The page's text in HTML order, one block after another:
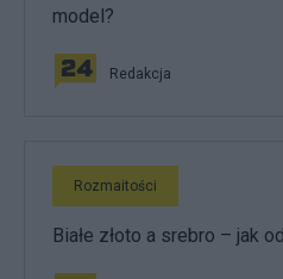
model?
Redakcja
Rozmaitości
Białe złoto a srebro – jak